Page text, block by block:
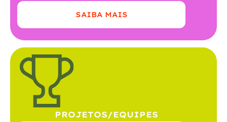
SAIBA MAIS
PROJETOS/EQUIPES